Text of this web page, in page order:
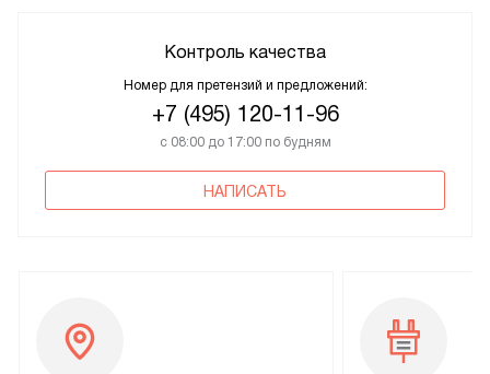
Контроль качества
Номер для претензий и предложений:
+7 (495) 120-11-96
с 08:00 до 17:00 по будням
НАПИСАТЬ